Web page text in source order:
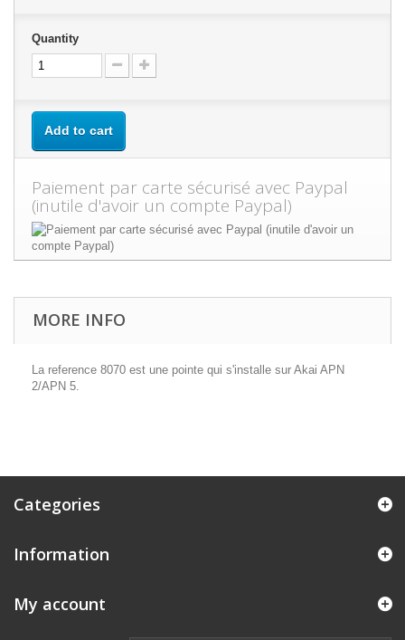
Quantity
Add to cart
Paiement par carte sécurisé avec Paypal
(inutile d'avoir un compte Paypal)
MORE INFO
La reference 8070 est une pointe qui s'installe sur Akai APN
2/APN 5.
Categories
Information
My account